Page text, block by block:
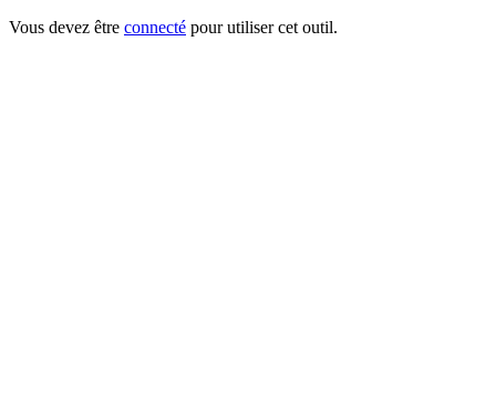
Vous devez être connecté pour utiliser cet outil.